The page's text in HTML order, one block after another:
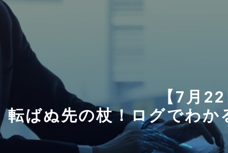
【7月
転ばぬ先の杖！ログでわ